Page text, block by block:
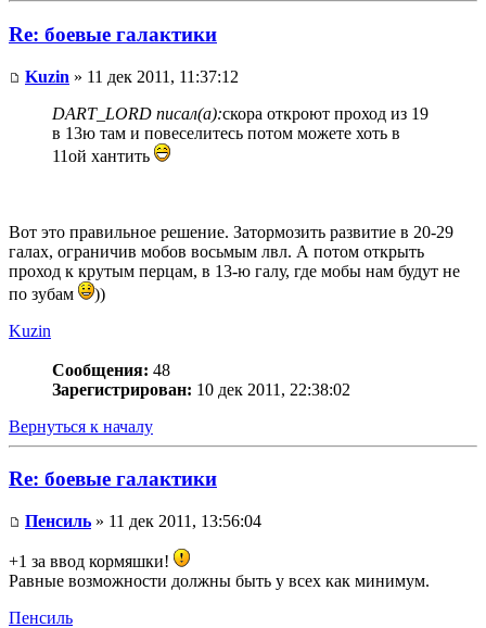
Re: боевые галактики
Kuzin » 11 дек 2011, 11:37:12
DART_LORD писал(а):скора откроют проход из 19
в 13ю там и повеселитесь потом можете хоть в
11ой хантить
Вот это правильное решение. Затормозить развитие в 20-29
галах, ограничив мобов восьмым лвл. А потом открыть
проход к крутым перцам, в 13-ю галу, где мобы нам будут не
по зубам
))
Kuzin
Сообщения: 48
Зарегистрирован: 10 дек 2011, 22:38:02
Вернуться к началу
Re: боевые галактики
Пенсиль » 11 дек 2011, 13:56:04
+1 за ввод кормяшки!
Равные возможности должны быть у всех как минимум.
Пенсиль